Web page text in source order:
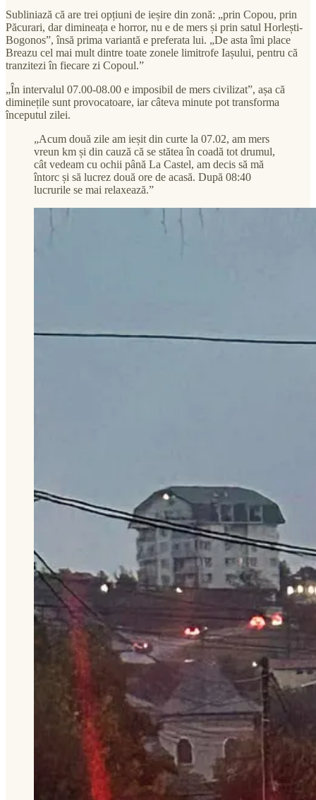
Subliniază că are trei opțiuni de ieșire din zonă: „prin Copou, prin
Păcurari, dar dimineața e horror, nu e de mers și prin satul Horlești-
Bogonos”, însă prima variantă e preferata lui. „De asta îmi place
Breazu cel mai mult dintre toate zonele limitrofe Iașului, pentru că
tranzitezi în fiecare zi Copoul.”
„În intervalul 07.00-08.00 e imposibil de mers civilizat”, așa că
diminețile sunt provocatoare, iar câteva minute pot transforma
începutul zilei.
„Acum două zile am ieșit din curte la 07.02, am mers
vreun km și din cauză că se stătea în coadă tot drumul,
cât vedeam cu ochii până La Castel, am decis să mă
întorc și să lucrez două ore de acasă. După 08:40
lucrurile se mai relaxează.”